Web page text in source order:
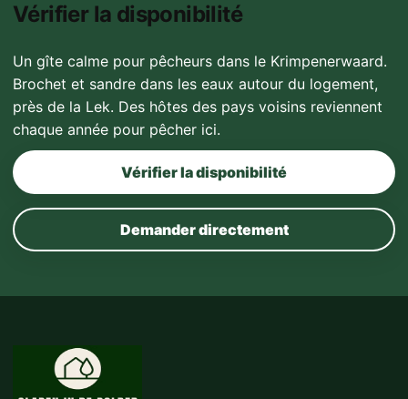
Vérifier la disponibilité
Un gîte calme pour pêcheurs dans le Krimpenerwaard.
Brochet et sandre dans les eaux autour du logement,
près de la Lek. Des hôtes des pays voisins reviennent
chaque année pour pêcher ici.
Vérifier la disponibilité
Demander directement